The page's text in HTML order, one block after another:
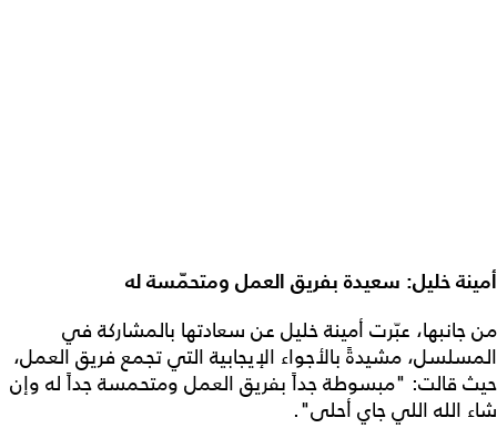
أمينة خليل: سعيدة بفريق العمل ومتحمّسة له
من جانبها، عبّرت أمينة خليل عن سعادتها بالمشاركة في
المسلسل، مشيدةً بالأجواء الإيجابية التي تجمع فريق العمل،
حيث قالت: "مبسوطة جداً بفريق العمل ومتحمسة جداً له وإن
شاء الله اللي جاي أحلى".